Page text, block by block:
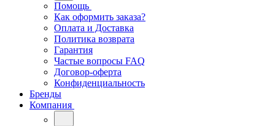
Помощь
Как оформить заказа?
Оплата и Доставка
Политика возврата
Гарантия
Частые вопросы FAQ
Договор-оферта
Конфиденциальность
Бренды
Компания